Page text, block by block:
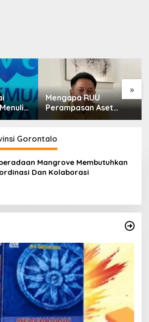
»
Mengapa RUU
Perampasan Aset
Begitu Sulit Disahkan?
Gorontalo
Mangrove Membutuhkan
Dan Kolaborasi